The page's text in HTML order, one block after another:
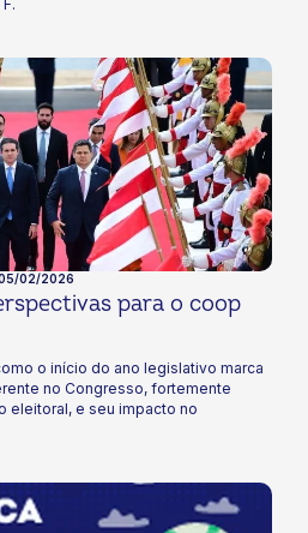
02/2026
para o coop
o início do ano legislativo marca
no Congresso, fortemente
eleitoral, e seu impacto no